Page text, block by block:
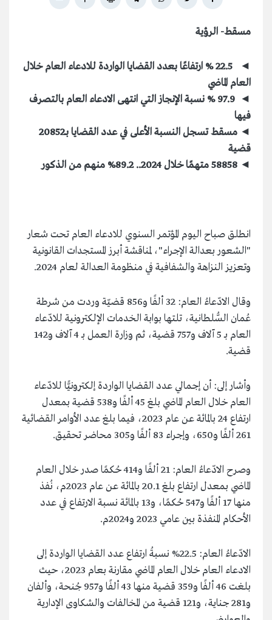
مسقط- الرؤية
◄ 22.5 % ارتفاعًا بعدد القضايا الواردة للادعاء العام خلال
العام الماضي
◄ 97.9 % نسبة الإنجاز التي انتهى الادعاء العام بالتصرف
فيها
◄ مسقط تسجل النسبة الأعلى في عدد القضايا بـ20852
قضية
◄ 58858 متهمًا خلال 2024.. 89.2% منهم من الذكور
انطلق صباح اليوم المؤتمر السنوي للادعاء العام تحت شعار
"الشعور بعدالة الإجراء"، لمناقشة أبرز المستجدات القانونية
وتعزيز النزاهة والشفافية في منظومة العدالة لعام 2024.
وقال الادّعاءُ العام: 32 ألفًا و856 قضيّة وردت من شرطة
عُمان السُّلطانية، تلتها بوابة الخدمات الإلكترونية للادّعاء
العام بـ 5 آلاف و757 قضية، ثم وزارة العمل بـ 4 آلاف و142
قضية.
وأشار إلى: أن إجمالي عدد القضايا الواردة إلكترونيًّا للادّعاء
العام خلال العام الماضي بلغ 45 ألفًا و538 قضية بمعدل
ارتفاع 24 بالمائة عن عام 2023، فيما بلغ عدد الأوامر القضائية
261 ألفًا و650، وإجراء 83 ألفًا و305 محاضر تحقيق.
وصرح الادّعاءُ العام: 21 ألفًا و414 حُكمًا صدر خلال العام
الماضي بمعدل ارتفاع بلغ 20.1 بالمائة عن عام 2023م، نُفذ
منها 17 ألفًا و547 حُكمًا، و13 بالمائة نسبة الارتفاع في عدد
الأحكام المنفذة بين عامي 2023 و2024م.
الادّعاءُ العام: 22.5% نسبةُ ارتفاع عدد القضايا الواردة إلى
الادعاء العام خلال العام الماضي مقارنة بعام 2023، حيث
بلغت 46 ألفًا و359 قضية منها 43 ألفًا و957 جُنحة، وألفان
و281 جناية، و121 قضية من المخالفات والشكاوى الإدارية